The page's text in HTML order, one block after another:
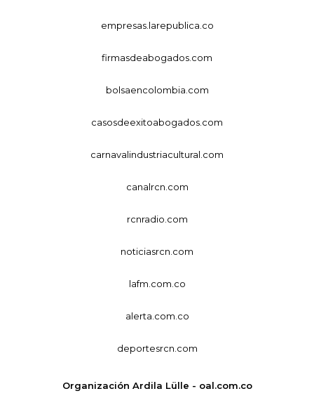
empresas.larepublica.co
firmasdeabogados.com
bolsaencolombia.com
casosdeexitoabogados.com
carnavalindustriacultural.com
canalrcn.com
rcnradio.com
noticiasrcn.com
lafm.com.co
alerta.com.co
deportesrcn.com
Organización Ardila Lülle - oal.com.co